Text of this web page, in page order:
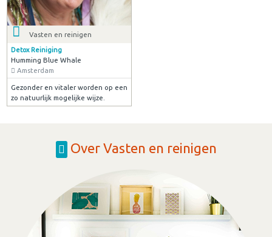
Vasten en reinigen
Detox Reiniging
Humming Blue Whale
Amsterdam
Gezonder en vitaler worden op een
zo natuurlijk mogelijke wijze.
Over Vasten en reinigen